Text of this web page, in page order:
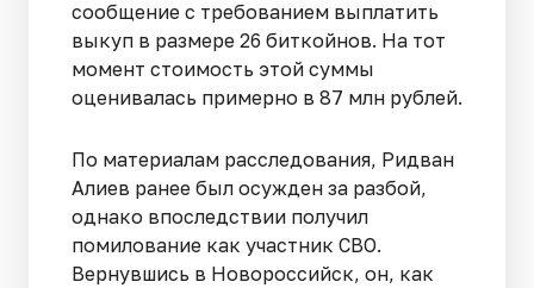
сообщение с требованием выплатить
выкуп в размере 26 биткойнов. На тот
момент стоимость этой суммы
оценивалась примерно в 87 млн рублей.
По материалам расследования, Ридван
Алиев ранее был осужден за разбой,
однако впоследствии получил
помилование как участник СВО.
Вернувшись в Новороссийск, он, как